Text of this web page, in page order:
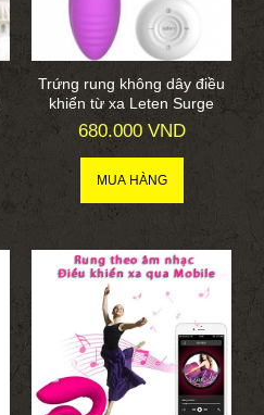
Trứng rung không dây điều
khiển từ xa Leten Surge
680.000 VND